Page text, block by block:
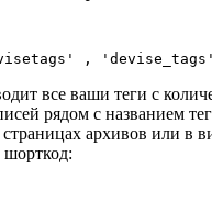
все ваши теги с
рядом с названием
архивов или в
шорткод: